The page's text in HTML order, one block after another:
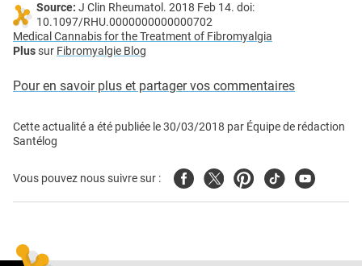
Source: J Clin Rheumatol. 2018 Feb 14. doi:
10.1097/RHU.0000000000000702
Medical Cannabis for the Treatment of Fibromyalgia
Plussur Fibromyalgie Blog
Pour en savoir plus et partager vos commentaires
Cette actualité a été publiée le30/03/2018 par Équipe de rédaction
Santélog
Vous pouvez nous suivre sur : FacebookTwitterPinterest
TiktokYoutube